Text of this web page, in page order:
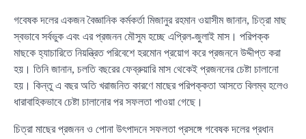
গবেষক দলের একজন বৈজ্ঞানিক কর্মকর্তা মিজানুর রহমান ওয়াসীম জানান, চিত্রা মাছ
স্বভাবে সর্বভুক এবং এর প্রজনন মৌসুম হচ্ছে এপ্রিল-জুলাই মাস। পরিপক্ক
মাছকে হ্যাচারিতে নিয়ন্ত্রিত পরিবেশে হরমোন প্রয়োগ করে প্রজননে উদ্দীপ্ত করা
হয়। তিনি জানান, চলতি বছরের ফেব্রুয়ারি মাস থেকেই প্রজননের চেষ্টা চালানো
হয়। কিন্তু এ বছর অতি খরাজনিত কারণে মাছের পরিপক্কতা আসতে বিলম্ব হলেও
ধারাবাহিকভাবে চেষ্টা চালানোর পর সফলতা পাওয়া গেছে।
চিত্রা মাছের প্রজনন ও পোনা উৎপাদনে সফলতা প্রসঙ্গে গবেষক দলের প্রধান